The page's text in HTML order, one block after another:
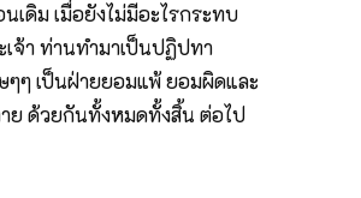
ดิม เมื่อยังไม่มีอะไรกระทบ
จ้า ท่านทำมาเป็นปฏิปทา
ๆๆ เป็นฝ่ายยอมแพ้ ยอมผิดและ
ย ด้วยกันทั้งหมดทั้งสิ้น ต่อไป